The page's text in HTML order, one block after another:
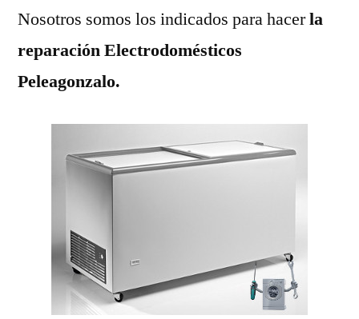
Nosotros somos los indicados para hacerla
reparación Electrodomésticos
Peleagonzalo.